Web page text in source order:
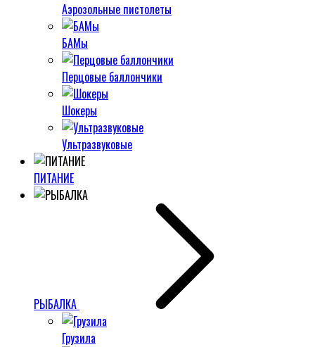
Аэрозольные пистолеты
БАМы
Перцовые баллончики
Шокеры
Ультразвуковые
ПИТАНИЕ
РЫБАЛКА
Грузила